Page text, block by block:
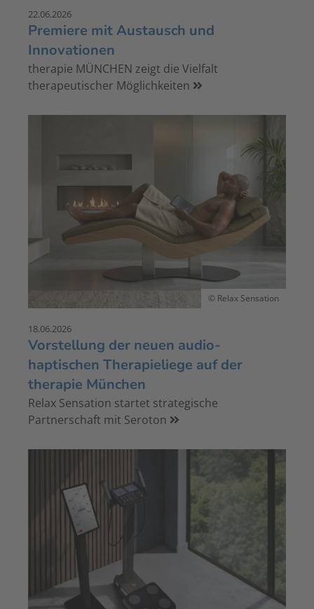
22.06.2026
Premiere mit Austausch und
Innovationen
therapie MÜNCHEN zeigt die Vielfalt
therapeutischer Möglichkeiten
© Relax Sensation
18.06.2026
Vorstellung der neuen audio-
haptischen Therapieliege auf der
therapie München
Relax Sensation startet strategische
Partnerschaft mit Seroton